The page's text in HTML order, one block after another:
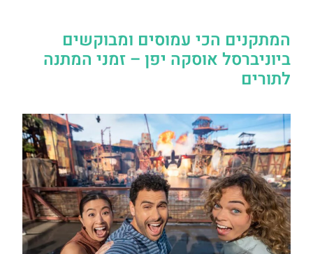
המתקנים הכי עמוסים ומבוקשים
ביוניברסל אוסקה יפן – זמני המתנה
לתורים